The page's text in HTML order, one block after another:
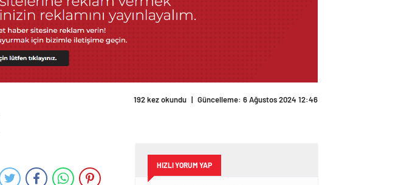
192 kez okundu | Güncelleme: 6 Ağustos 2024 12:46
HIZLI YORUM YAP